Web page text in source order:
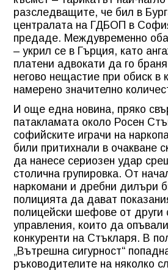
разследващите, че бил в
централата на ГДБОП в
предаде. Междувременно
– укрил се в Гърция, като
платени адвокати да го
негово нещастие при обиск в
намерено значително
И още една новина, пряко
патакламата около Росен
софийските играчи на
били притихнали в очакване
да нанесе сериозен удар
столична групировка. От
наркомани и дребни дилъри
полицията да дават
полицейски шефове от други
управления, които да
конкуренти на Стъкларя. В
„Вътрешна сигурност“
ръководителите на няколко